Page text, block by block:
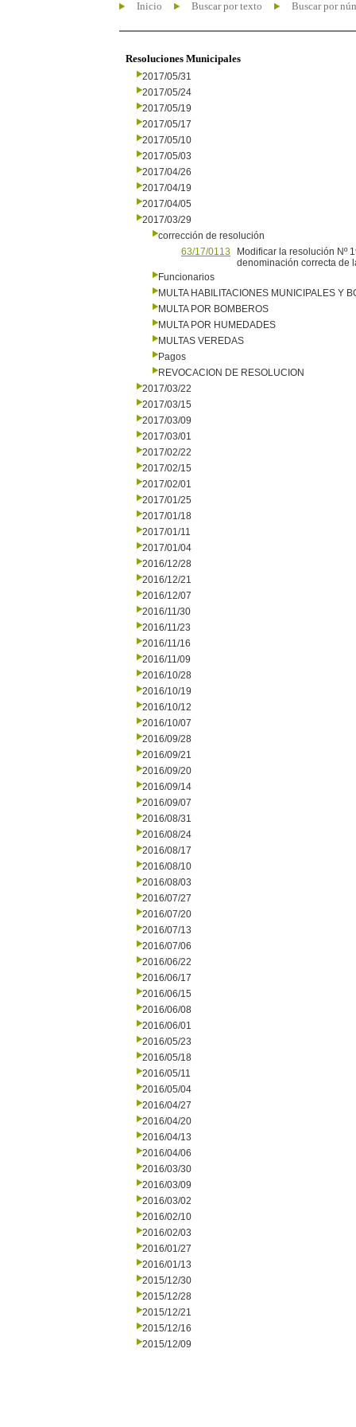
Inicio Buscar por texto Buscar por
Resoluciones Municipales
2017/05/31
2017/05/24
2017/05/19
2017/05/17
2017/05/10
2017/05/03
2017/04/26
2017/04/19
2017/04/05
2017/03/29
corrección de resolución
63/17/0113
Modificar la resolución Nº
denominación correcta de
Funcionarios
MULTA HABILITACIONES MUNICIPALES Y
MULTA POR BOMBEROS
MULTA POR HUMEDADES
MULTAS VEREDAS
Pagos
REVOCACION DE RESOLUCION
2017/03/22
2017/03/15
2017/03/09
2017/03/01
2017/02/22
2017/02/15
2017/02/01
2017/01/25
2017/01/18
2017/01/11
2017/01/04
2016/12/28
2016/12/21
2016/12/07
2016/11/30
2016/11/23
2016/11/16
2016/11/09
2016/10/28
2016/10/19
2016/10/12
2016/10/07
2016/09/28
2016/09/21
2016/09/20
2016/09/14
2016/09/07
2016/08/31
2016/08/24
2016/08/17
2016/08/10
2016/08/03
2016/07/27
2016/07/20
2016/07/13
2016/07/06
2016/06/22
2016/06/17
2016/06/15
2016/06/08
2016/06/01
2016/05/23
2016/05/18
2016/05/11
2016/05/04
2016/04/27
2016/04/20
2016/04/13
2016/04/06
2016/03/30
2016/03/09
2016/03/02
2016/02/10
2016/02/03
2016/01/27
2016/01/13
2015/12/30
2015/12/28
2015/12/21
2015/12/16
2015/12/09